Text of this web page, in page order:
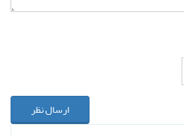
ارسال نظر